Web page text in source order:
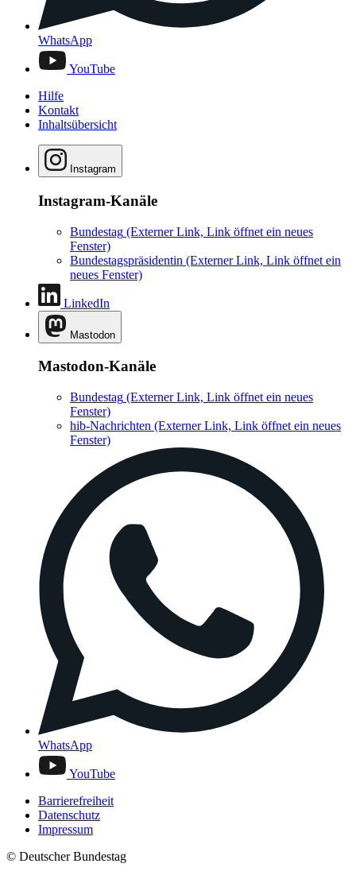
WhatsApp
YouTube
Hilfe
Kontakt
Inhaltsübersicht
Instagram
Instagram-Kanäle
Bundestag (Externer Link, Link öffnet ein neues
Fenster)
Bundestagspräsidentin (Externer Link, Link öffnet ein
neues Fenster)
LinkedIn
Mastodon
Mastodon-Kanäle
Bundestag (Externer Link, Link öffnet ein neues
Fenster)
hib-Nachrichten (Externer Link, Link öffnet ein neues
Fenster)
WhatsApp
YouTube
Barrierefreiheit
Datenschutz
Impressum
© Deutscher Bundestag